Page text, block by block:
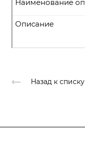
Описание
Назад к списку